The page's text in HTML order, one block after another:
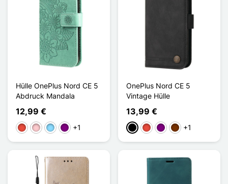
Hülle OnePlus Nord CE 5
Abdruck Mandala
12,99 €
Rot PinkHellblauViolett
+1
OnePlus Nord CE 5
Vintage Hülle
13,99 €
Schwarz
Rot ViolettKaffee
+1